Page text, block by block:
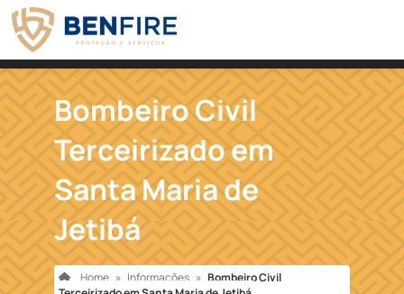
Bombeiro Civil
Terceirizado em
Santa Maria de
Jetibá
Home » Informações » Bombeiro Civil